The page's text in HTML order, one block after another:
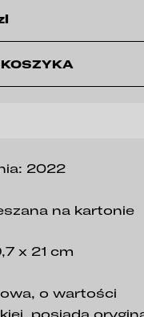
2022
na kartonie
x 21 cm
o wartości
posiada